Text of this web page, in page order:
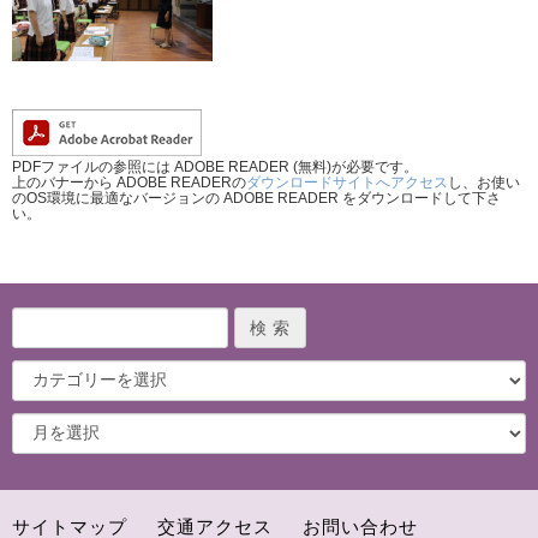
PDFファイルの参照には ADOBE READER (無料)が必要です。
上のバナーから ADOBE READERのダウンロードサイトへアクセス し、お使い
のOS環境に最適なバージョンの ADOBE READER をダウンロードして下さ
い。
サイトマップ 交通アクセス お問い合わせ